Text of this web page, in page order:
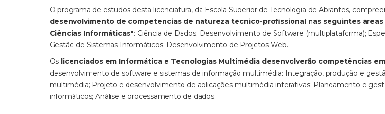
O programa de estudos desta licenciatura, da Escola Superior de Tecnologia de Abrantes,
desenvolvimento de competências de natureza técnico-profissional nas seguintes
Ciências Informáticas": Ciência de Dados; Desenvolvimento de Software (multiplataforma);
Gestão de Sistemas Informáticos; Desenvolvimento de Projetos Web.
Os licenciados em Informática e Tecnologias Multimédia desenvolverão competências em
desenvolvimento de software e sistemas de informação multimédia; Integração, produção e
multimédia; Projeto e desenvolvimento de aplicações multimédia interativas; Planeamento e
informáticos; Análise e processamento de dados.